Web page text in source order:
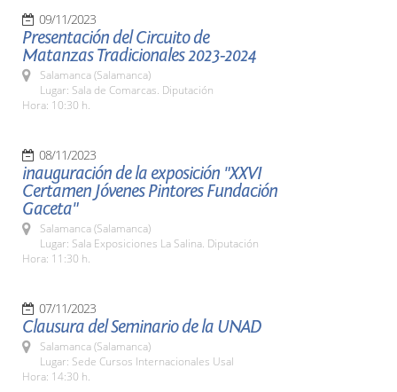
09/11/2023
Presentación del Circuito de
Matanzas Tradicionales 2023-2024
Salamanca (Salamanca)
Lugar: Sala de Comarcas. Diputación
Hora: 10:30 h.
08/11/2023
inauguración de la exposición "XXVI
Certamen Jóvenes Pintores Fundación
Gaceta"
Salamanca (Salamanca)
Lugar: Sala Exposiciones La Salina. Diputación
Hora: 11:30 h.
07/11/2023
Clausura del Seminario de la UNAD
Salamanca (Salamanca)
Lugar: Sede Cursos Internacionales Usal
Hora: 14:30 h.